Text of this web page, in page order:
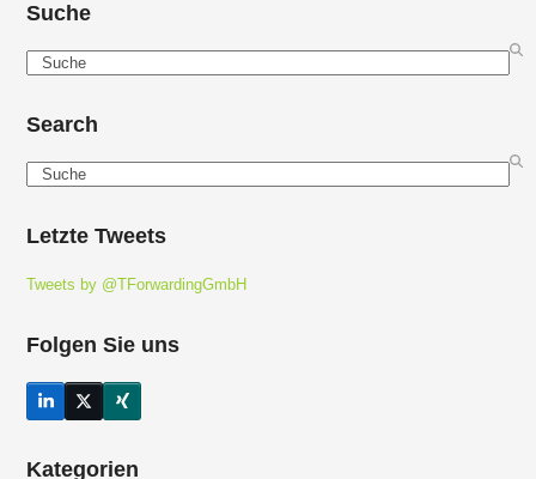
Suche
Search
Search
Search
Letzte Tweets
Tweets by @TForwardingGmbH
Folgen Sie uns
LinkedInTwitter
(deprecated)
Xing
Kategorien